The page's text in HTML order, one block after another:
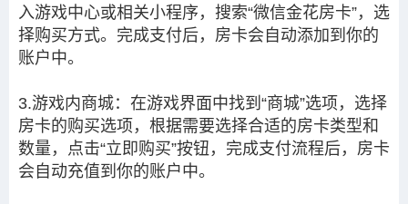
入游戏中心或相关小程序，搜索“微信金花房卡”，选
择购买方式。完成支付后，房卡会自动添加到你的
账户中。
3.游戏内商城：在游戏界面中找到“商城”选项，选择
房卡的购买选项，根据需要选择合适的房卡类型和
数量，点击“立即购买”按钮，完成支付流程后，房卡
会自动充值到你的账户中。